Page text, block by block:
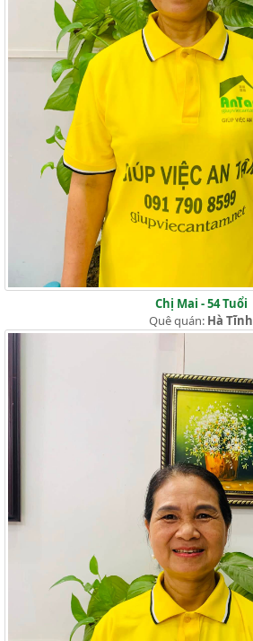
Chị Mai - 54 Tuổi
Quê quán: Hà Tĩnh